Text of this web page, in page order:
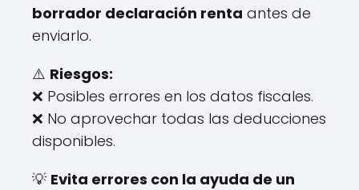
borrador declaración renta antes de
enviarlo.
⚠️ Riesgos:
❌ Posibles errores en los datos fiscales.
❌ No aprovechar todas las deducciones
disponibles.
💡 Evita errores con la ayuda de un